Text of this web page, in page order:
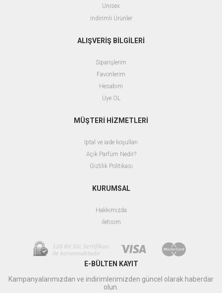
Unisex
İndirimli Ürünler
ALIŞVERİŞ BİLGİLERİ
Siparişlerim
Favorilerim
Hesabım
Üye OL
MÜŞTERİ HİZMETLERİ
İptal ve iade koşulları
Açık Parfüm Nedir?
Gizlilik Politikası
KURUMSAL
Hakkımızda
iletisim
E-BÜLTEN KAYIT
Kampanyalarımızdan ve indirimlerimizden güncel olarak haberdar
olun.